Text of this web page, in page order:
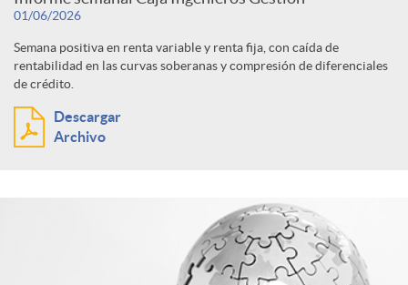
a
s
s
i
b
e
c
u
l
t
ó
n
c
a
d
01/06/2026
Semana positiva en renta variable y renta fija, con caída de
rentabilidad en las curvas soberanas y compresión de diferenciales
de crédito.
Descargar
Archivo